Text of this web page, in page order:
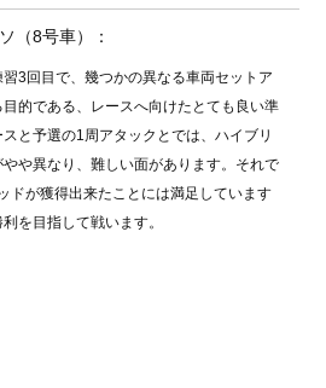
（8号車）：
3回目で、幾つかの異なる車両セットア
的である、レースへ向けたとても良い準
と予選の1周アタックとでは、ハイブリ
や異なり、難しい面があります。それで
ドが獲得出来たことには満足しています
を目指して戦います。